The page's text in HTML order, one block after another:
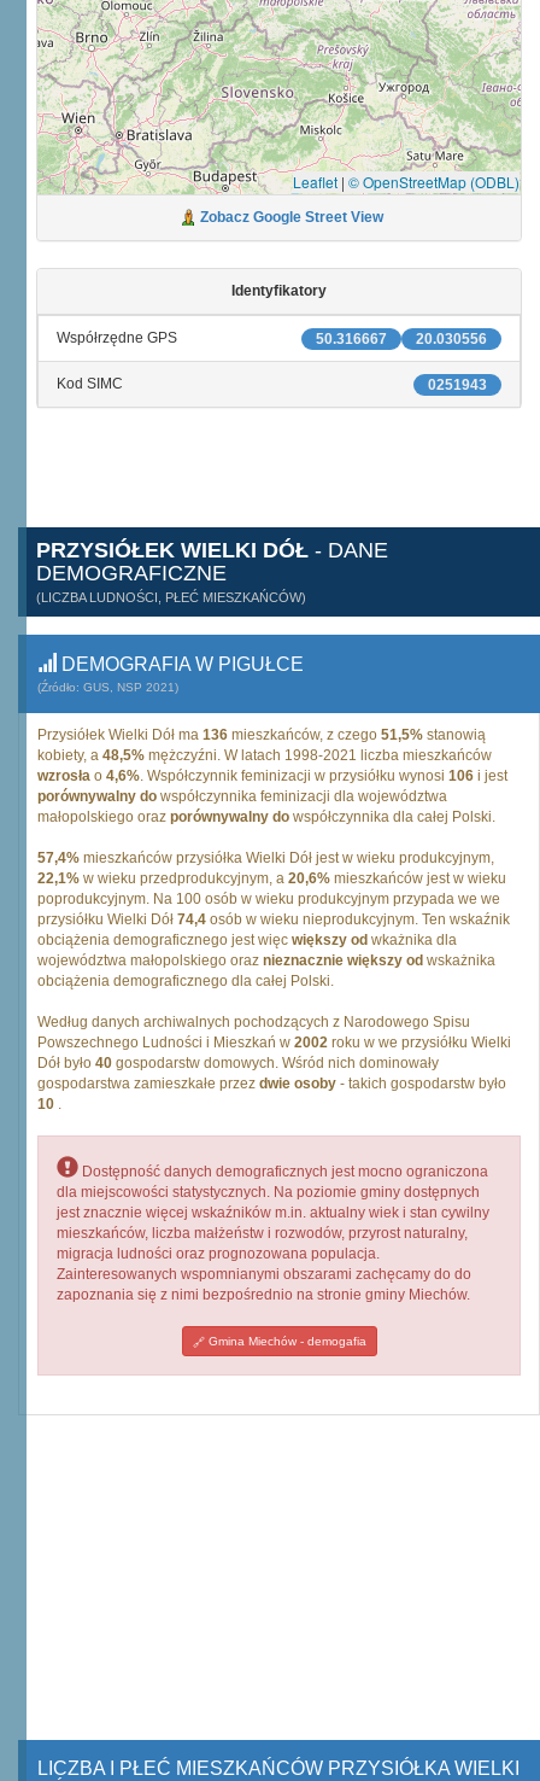
Leaflet | © OpenStreetMap (ODBL)
Zobacz Google Street View
Identyfikatory
20.030556
50.316667
Współrzędne GPS
0251943
Kod SIMC
PRZYSIÓŁEK WIELKI DÓŁ - DANE
DEMOGRAFICZNE
(LICZBA LUDNOŚCI, PŁEĆ MIESZKAŃCÓW)
DEMOGRAFIA W PIGUŁCE
(Źródło: GUS, NSP 2021)
Przysiółek Wielki Dół ma 136 mieszkańców, z czego 51,5% stanowią
kobiety, a 48,5% mężczyźni. W latach 1998-2021 liczba mieszkańców
wzrosła o 4,6%. Współczynnik feminizacji w przysiółku wynosi 106 i jest
porównywalny do współczynnika feminizacji dla województwa
małopolskiego oraz porównywalny do współczynnika dla całej Polski.
57,4% mieszkańców przysiółka Wielki Dół jest w wieku produkcyjnym,
22,1% w wieku przedprodukcyjnym, a 20,6% mieszkańców jest w wieku
poprodukcyjnym. Na 100 osób w wieku produkcyjnym przypada we we
przysiółku Wielki Dół 74,4 osób w wieku nieprodukcyjnym. Ten wskaźnik
obciążenia demograficznego jest więc większy od wkażnika dla
województwa małopolskiego oraz nieznacznie większy od wskażnika
obciążenia demograficznego dla całej Polski.
Według danych archiwalnych pochodzących z Narodowego Spisu
Powszechnego Ludności i Mieszkań w 2002 roku w we przysiółku Wielki
Dół było 40 gospodarstw domowych. Wśród nich dominowały
gospodarstwa zamieszkałe przez dwie osoby - takich gospodarstw było
10 .
Dostępność danych demograficznych jest mocno ograniczona
dla miejscowości statystycznych. Na poziomie gminy dostępnych
jest znacznie więcej wskaźników m.in. aktualny wiek i stan cywilny
mieszkańców, liczba małżeństw i rozwodów, przyrost naturalny,
migracja ludności oraz prognozowana populacja.
Zainteresowanych wspomnianymi obszarami zachęcamy do do
zapoznania się z nimi bezpośrednio na stronie gminy Miechów.
Gmina Miechów - demogafia
LICZBA I PŁEĆ MIESZKAŃCÓW PRZYSIÓŁKA WIELKI